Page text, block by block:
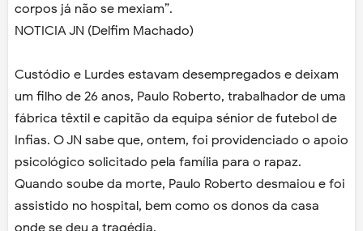
corpos já não se mexiam”.
NOTICIA JN (Delfim Machado)
Custódio e Lurdes estavam desempregados e deixam
um filho de 26 anos, Paulo Roberto, trabalhador de uma
fábrica têxtil e capitão da equipa sénior de futebol de
Infias. O JN sabe que, ontem, foi providenciado o apoio
psicológico solicitado pela família para o rapaz.
Quando soube da morte, Paulo Roberto desmaiou e foi
assistido no hospital, bem como os donos da casa